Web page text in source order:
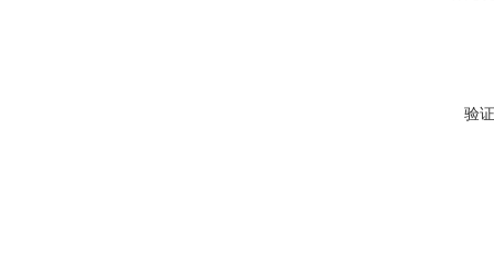
验